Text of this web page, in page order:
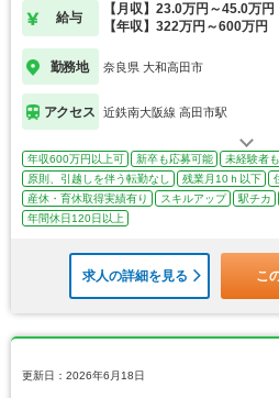
給与
【月収】23.0万円～45.0万円
【年収】322万円～600万円
勤務地 奈良県 大和高田市
アクセス 近鉄南大阪線 高田市駅
年収600万円以上可 新卒も応募可能
未経験者
原則、引越しを伴う転勤なし
残業月10ｈ以下
産休・育休取得実績有り
スキルアップ 駅チカ
年間休日120日以上
求人の詳細を見る こ
更新日：2026年6月18日